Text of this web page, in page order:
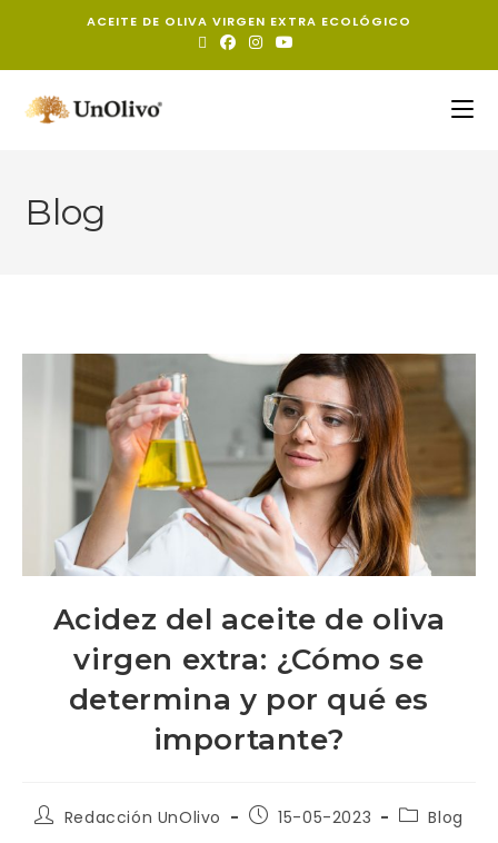
ACEITE DE OLIVA VIRGEN EXTRA ECOLÓGICO
Blog
Acidez del aceite de oliva
virgen extra: ¿Cómo se
determina y por qué es
importante?
Redacción UnOlivo 15-05-2023 Blog